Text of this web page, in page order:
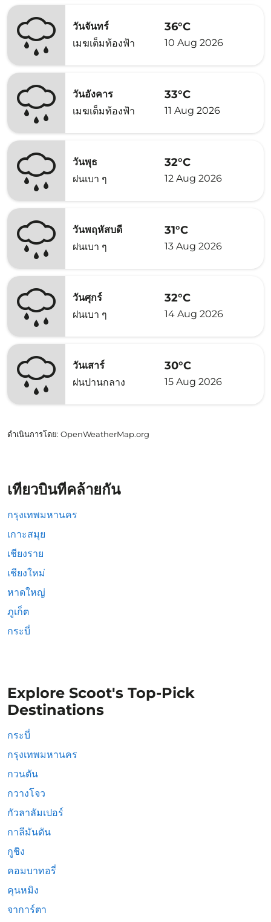
วันจันทร์
เมฆเต็มท้องฟ้า
36°C
10 Aug 2026
วันอังคาร
เมฆเต็มท้องฟ้า
33°C
11 Aug 2026
วันพุธ
ฝนเบา ๆ
32°C
12 Aug 2026
วันพฤหัสบดี
ฝนเบา ๆ
31°C
13 Aug 2026
วันศุกร์
ฝนเบา ๆ
32°C
14 Aug 2026
วันเสาร์
ฝนปานกลาง
30°C
15 Aug 2026
ดำเนินการโดย: OpenWeatherMap.org
เที่ยวบินที่คล้ายกัน
กรุงเทพมหานคร
เกาะสมุย
เชียงราย
เชียงใหม่
หาดใหญ่
ภูเก็ต
กระบี่
Explore Scoot's Top-Pick
Destinations
กระบี่
กรุงเทพมหานคร
กวนตัน
กวางโจว
กัวลาลัมเปอร์
กาลีมันตัน
กูชิง
คอมบาทอรี่
คุนหมิง
จาการ์ตา